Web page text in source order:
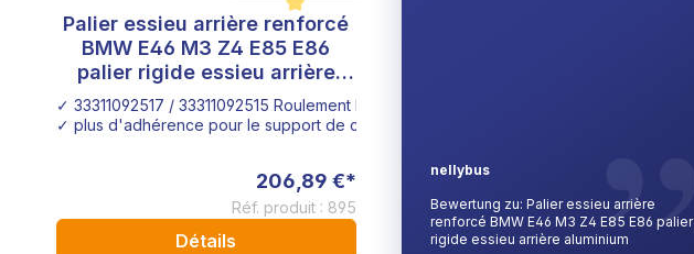
Note moyenne de 5 sur 5 étoiles
Palier essieu arrière renforcé
BMW E46 M3 Z4 E85 E86
palier rigide essieu arrière
aluminium
✓ 33311092517 / 33311092515 Roulement BMW
✓ plus d'adhérence pour le support de carrosserie
206,89 €*
Réf. produit : 895
Détails
nellybus
Bewertung zu: Palier essieu arrière
renforcé BMW E46 M3 Z4 E85 E86 palier
rigide essieu arrière aluminium